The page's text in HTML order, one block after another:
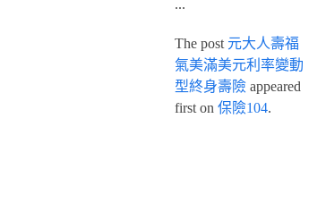
...
The post 元大人壽福
氣美滿美元利率變動
型終身壽險appeared
first on 保險104.